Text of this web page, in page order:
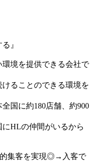
』
境を提供できる会社で
ることのできる環境を
国に約180店舗、約900
HLの仲間がいるから
的集客を実現◎→入客で